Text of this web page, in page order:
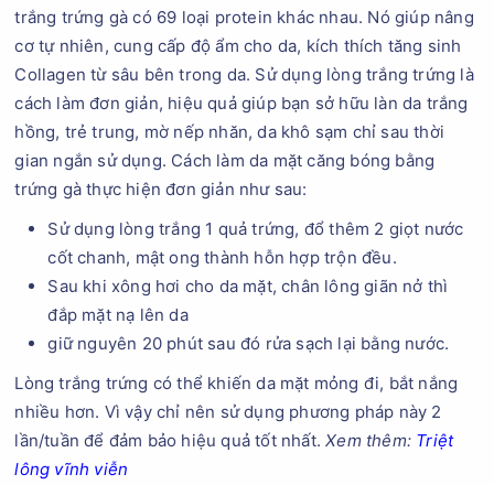
trắng trứng gà có 69 loại protein khác nhau. Nó giúp nâng
cơ tự nhiên, cung cấp độ ẩm cho da, kích thích tăng sinh
Collagen từ sâu bên trong da. Sử dụng lòng trắng trứng là
cách làm đơn giản, hiệu quả giúp bạn sở hữu làn da trắng
hồng, trẻ trung, mờ nếp nhăn, da khô sạm chỉ sau thời
gian ngắn sử dụng. Cách làm da mặt căng bóng bằng
trứng gà thực hiện đơn giản như sau:
Sử dụng lòng trắng 1 quả trứng, đổ thêm 2 giọt nước
cốt chanh, mật ong thành hỗn hợp trộn đều.
Sau khi xông hơi cho da mặt, chân lông giãn nở thì
đắp mặt nạ lên da
giữ nguyên 20 phút sau đó rửa sạch lại bằng nước.
Lòng trắng trứng có thể khiến da mặt mỏng đi, bắt nắng
nhiều hơn. Vì vậy chỉ nên sử dụng phương pháp này 2
lần/tuần để đảm bảo hiệu quả tốt nhất.Xem thêm: Triệt
lông vĩnh viễn